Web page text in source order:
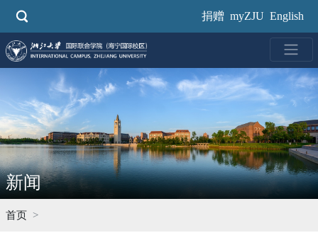
要
捐赠 myZJU English
新闻
首页